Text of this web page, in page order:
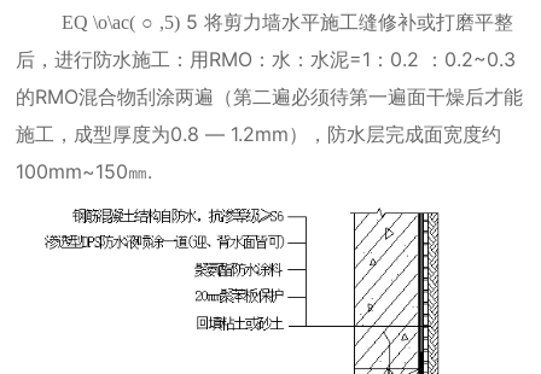
EQ \o\ac( ○ ,5) 5 将剪力墙水平施工缝修补或打磨平整
后，进行防水施工：用RMO ：水：水泥=1 ： 0.2 ： 0.2~0.3
的RMO混合物刮涂两遍（第二遍必须待第一遍面干燥后才能
施工，成型厚度为0.8 — 1.2mm），防水层完成面宽度约
100mm~150㎜.